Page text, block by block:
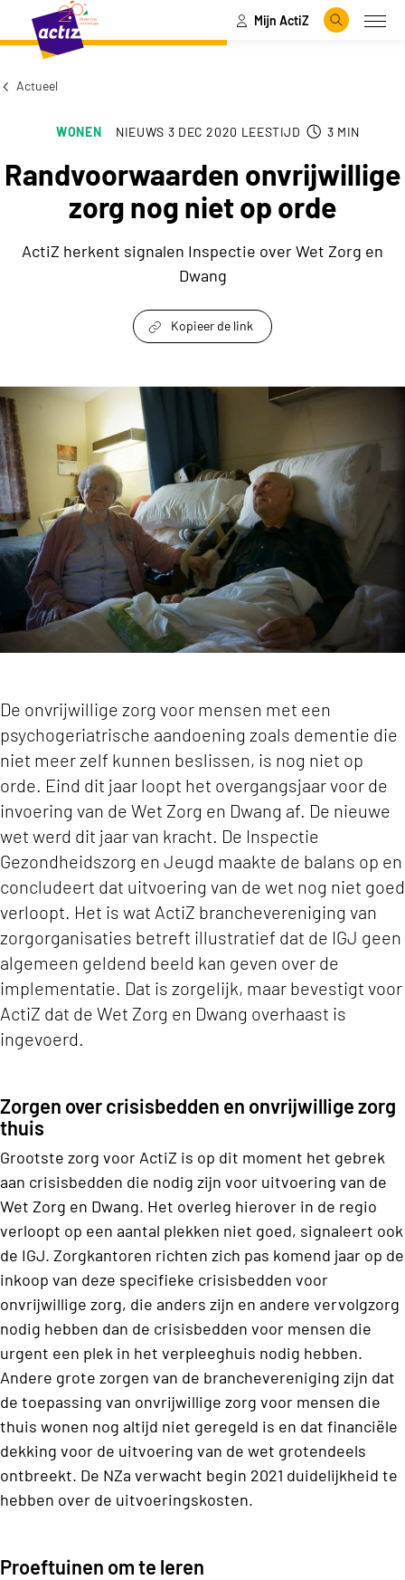
Naar hoofdinhoud
Naar menu Mijn ActiZ
Zoeken
Actueel
WONEN NIEUWS 3 DEC 2020 LEESTIJD 3 MIN
Randvoorwaarden onvrijwillige
zorg nog niet op orde
ActiZ herkent signalen Inspectie over Wet Zorg en
Dwang
Kopieer de link
Randvoorwaarden onvrijwillige zorg nog niet
De onvrijwillige zorg voor mensen met een
psychogeriatrische aandoening zoals dementie die
niet meer zelf kunnen beslissen, is nog niet op
orde. Eind dit jaar loopt het overgangsjaar voor de
invoering van de Wet Zorg en Dwang af. De nieuwe
wet werd dit jaar van kracht. De Inspectie
Gezondheidszorg en Jeugd maakte de balans op en
concludeert dat uitvoering van de wet nog niet goed
verloopt. Het is wat ActiZ branchevereniging van
zorgorganisaties betreft illustratief dat de IGJ geen
algemeen geldend beeld kan geven over de
implementatie. Dat is zorgelijk, maar bevestigt voor
ActiZ dat de Wet Zorg en Dwang overhaast is
ingevoerd.
Zorgen over crisisbedden en onvrijwillige zorg
thuis
Grootste zorg voor ActiZ is op dit moment het gebrek
aan crisisbedden die nodig zijn voor uitvoering van de
Wet Zorg en Dwang. Het overleg hierover in de regio
verloopt op een aantal plekken niet goed, signaleert ook
de IGJ. Zorgkantoren richten zich pas komend jaar op de
inkoop van deze specifieke crisisbedden voor
onvrijwillige zorg, die anders zijn en andere vervolgzorg
nodig hebben dan de crisisbedden voor mensen die
urgent een plek in het verpleeghuis nodig hebben.
Andere grote zorgen van de branchevereniging zijn dat
de toepassing van onvrijwillige zorg voor mensen die
thuis wonen nog altijd niet geregeld is en dat financiële
dekking voor de uitvoering van de wet grotendeels
ontbreekt. De NZa verwacht begin 2021 duidelijkheid te
hebben over de uitvoeringskosten.
Proeftuinen om te leren